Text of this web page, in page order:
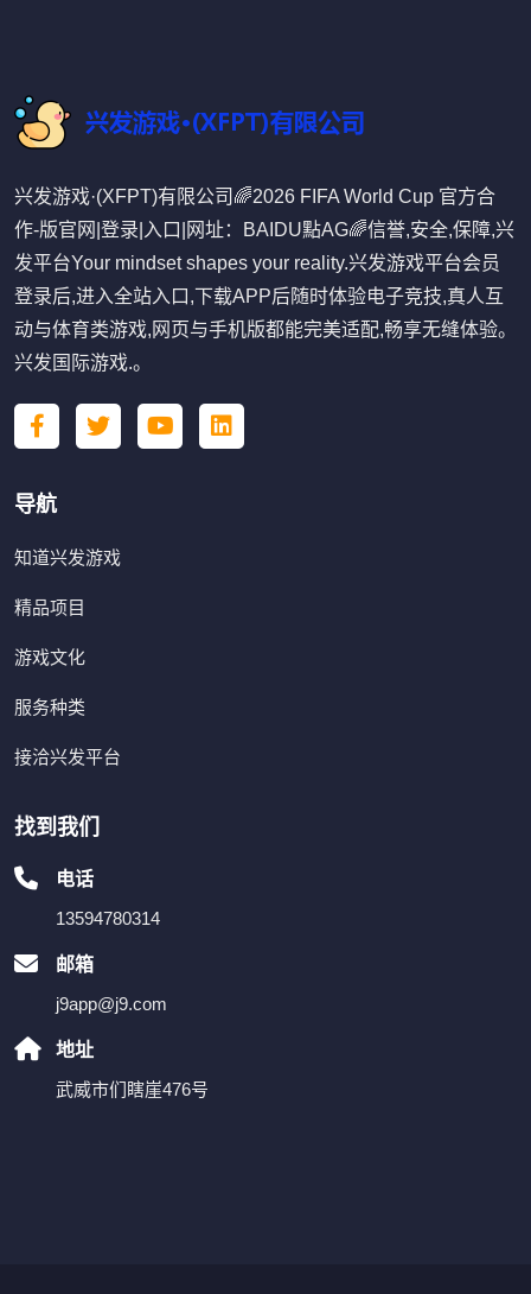
兴发游戏·(XFPT)有限公司🌈2026 FIFA World Cup 官方合
作-版官网|登录|入口|网址：BAIDU點AG🌈信誉,安全,保障,兴
发平台Your mindset shapes your reality.兴发游戏平台会员
登录后,进入全站入口,下载APP后随时体验电子竞技,真人互
动与体育类游戏,网页与手机版都能完美适配,畅享无缝体验。
兴发国际游戏.。
导航
知道兴发游戏
精品项目
游戏文化
服务种类
接洽兴发平台
找到我们
电话
13594780314
邮箱
j9app@j9.com
地址
武威市们瞎崖476号